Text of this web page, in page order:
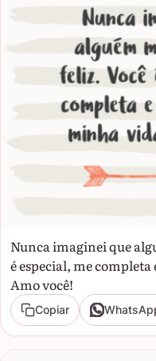
Nunca imaginei que
é especial, me
Amo você!
Copiar